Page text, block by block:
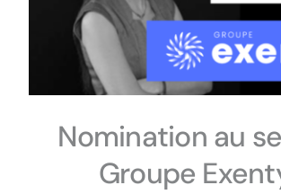
Nomination au
Groupe